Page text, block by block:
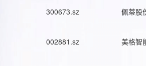
300673.sz 佩蒂股
002881.sz 美格智